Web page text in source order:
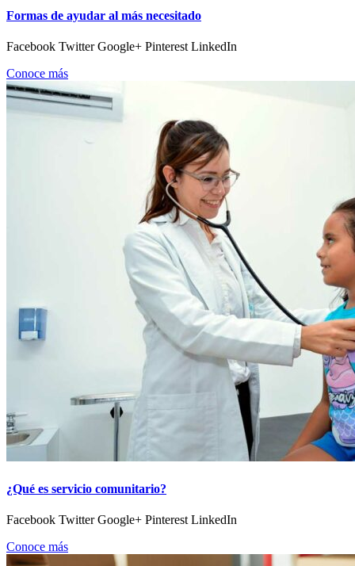
Formas de ayudar al más necesitado
Facebook Twitter Google+ Pinterest LinkedIn
Conoce más
¿Qué es servicio comunitario?
Facebook Twitter Google+ Pinterest LinkedIn
Conoce más